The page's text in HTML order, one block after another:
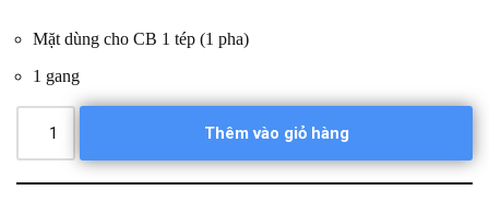
Mặt dùng cho CB 1 tép (1 pha)
1 gang
Thêm vào giỏ hàng